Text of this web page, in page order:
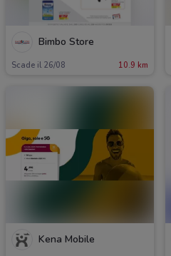
Bimbo Store
Scade il 26/08 10.9 km
Kena Mobile